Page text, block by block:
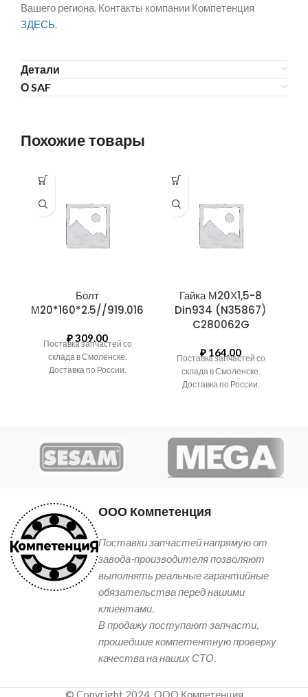
Вашего региона. Контакты компании Компетенция
ЗДЕСЬ.
Детали
О SAF
Похожие товары
Болт
М20*160*2.5//919.016
₽309.00
Поставка запчастей со
склада в Смоленске.
Доставка по России.
Гайка М20Х1,5-8
Din934 (N35867)
C280062G
₽ 164.00
Поставка запчастей со
склада в Смоленске.
Доставка по России.
ООО Компетенция
Поставки запчастей напрямую от
завода-производителя позволяют
выполнять реальные гарантийные
обязательства перед нашими
клиентами.
В продажу поступают запчасти,
прошедшие компетентную проверку
качества на наших СТО.
© Copyright 2024, ООО Компетенция